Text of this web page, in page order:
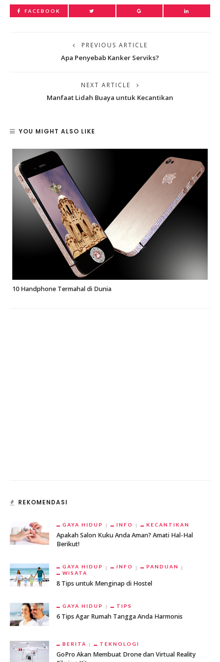
FACEBOOK
PREVIOUS ARTICLE
Apa Penyebab Kanker Serviks?
NEXT ARTICLE
Manfaat Lidah Buaya untuk Kecantikan
YOU MIGHT ALSO LIKE
10 Handphone Termahal di Dunia
REKOMENDASI
GAYA HIDUP INFO KECANTIKAN
Apakah Salon Kuku Anda Aman? Amati Hal-Hal
Berikut!
GAYA HIDUP INFO
PANDUAN
WISATA
8 Tips untuk Menginap di Hostel
GAYA HIDUP TIPS
6 Tips Agar Rumah Tangga Anda Harmonis
BERITA TEKNOLOGI
GoPro Akan Membuat Drone dan Virtual Reality